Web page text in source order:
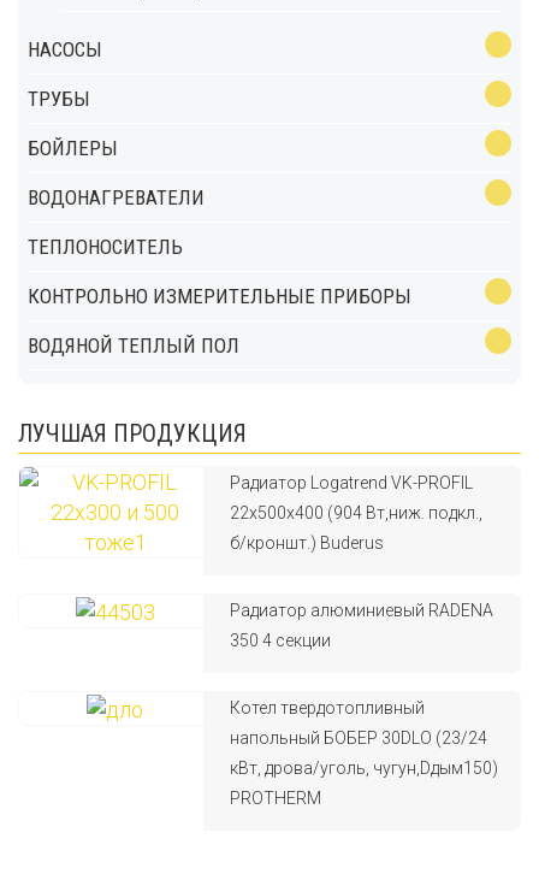
НАСОСЫ
ТРУБЫ
БОЙЛЕРЫ
ВОДОНАГРЕВАТЕЛИ
ТЕПЛОНОСИТЕЛЬ
КОНТРОЛЬНО ИЗМЕРИТЕЛЬНЫЕ ПРИБОРЫ
ВОДЯНОЙ ТЕПЛЫЙ ПОЛ
ЛУЧШАЯ ПРОДУКЦИЯ
Радиатор Logatrend VK-PROFIL
22x500x400 (904 Вт,ниж. подкл.,
б/кроншт.) Buderus
Радиатор алюминиевый RADENA
350 4 секции
Котел твердотопливный
напольный БОБЕР 30DLO (23/24
кВт, дрова/уголь, чугун,Dдым150)
PROTHERM